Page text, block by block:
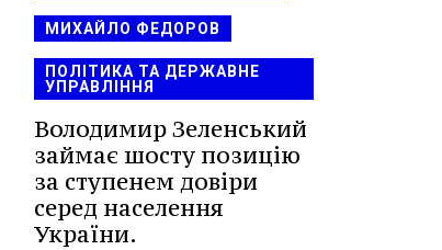
МИХАЙЛО ФЕДОРОВ
ПОЛІТИКА ТА ДЕРЖАВНЕ
УПРАВЛІННЯ
Володимир Зеленський
займає шосту позицію
за ступенем довіри
серед населення
України.